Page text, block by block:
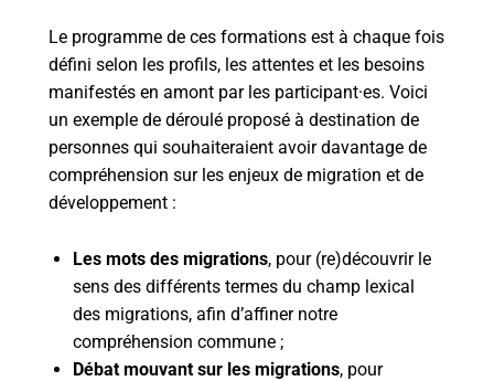
Le programme de ces formations est à chaque fois
défini selon les profils, les attentes et les besoins
manifestés en amont par les participant·es. Voici
un exemple de déroulé proposé à destination de
personnes qui souhaiteraient avoir davantage de
compréhension sur les enjeux de migration et de
développement :
Les mots des migrations, pour (re)découvrir le
sens des différents termes du champ lexical
des migrations, afin d’affiner notre
compréhension commune ;
Débat mouvant sur les migrations, pour